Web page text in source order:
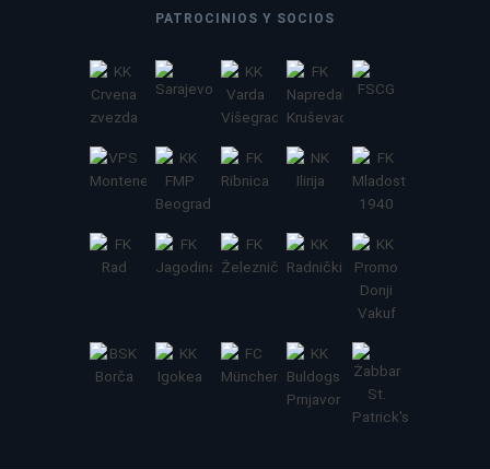
PATROCINIOS Y SOCIOS